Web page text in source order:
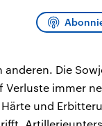
Koalition aus
Berichte
Parteien
mit
anderen. Die
Verluste immer
und